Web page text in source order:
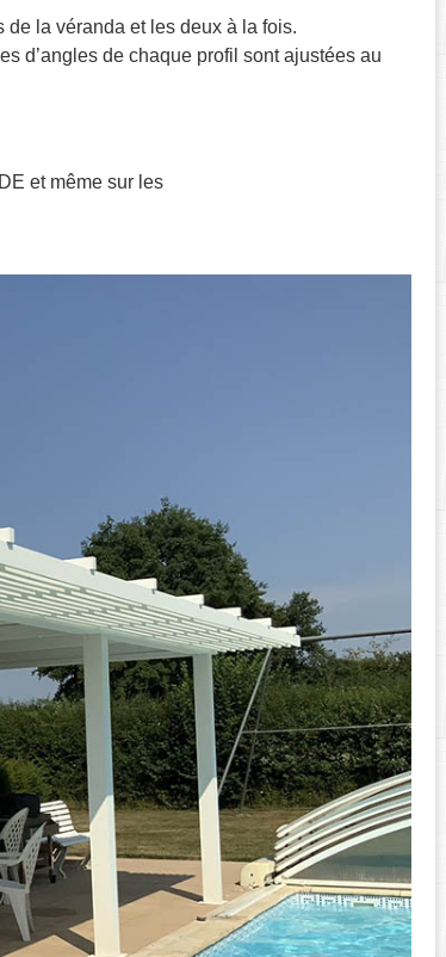
la véranda et les deux à la fois.
d’angles de chaque profil sont ajustées au
et même sur les